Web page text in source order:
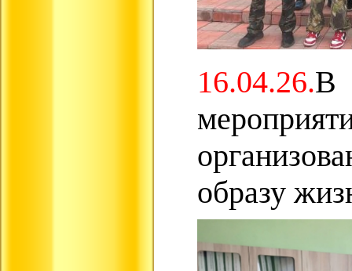
16.04.26.В
образу